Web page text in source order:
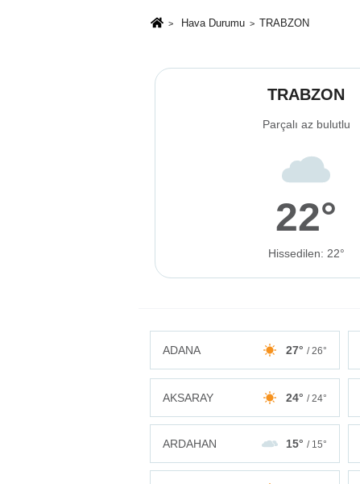
Hava Durumu TRABZON
TRABZON
Parçalı az bulutlu
22°
Hissedilen: 22°
ADANA 27° / 26°
AKSARAY 24° / 24°
ARDAHAN 15° / 15°